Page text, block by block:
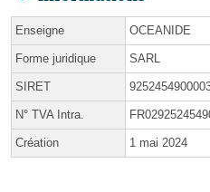
Enseigne OCEANIDE
Forme juridique SARL
SIRET
N° TVA Intra.
Création 1 mai 2024